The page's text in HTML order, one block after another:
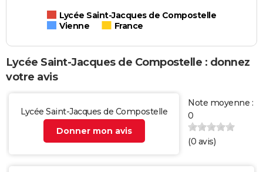
Lycée Saint-Jacques de Compostelle
Vienne
France
Lycée Saint-Jacques de Compostelle : donnez
votre avis
Lycée Saint-Jacques de Compostelle
Donner mon avis
Note moyenne :
0
(0 avis)